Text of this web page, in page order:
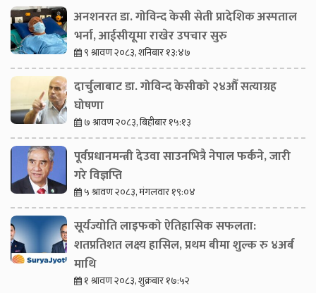
अनशनरत डा. गोविन्द केसी सेती प्रादेशिक अस्पताल
भर्ना, आईसीयूमा राखेर उपचार सुरु
९ श्रावण २०८३, शनिबार १३:४७
दार्चुलाबाट डा. गोविन्द केसीको २४औँ सत्याग्रह
घोषणा
७ श्रावण २०८३, बिहीबार १५:१३
पूर्वप्रधानमन्त्री देउवा साउनभित्रै नेपाल फर्कने, जारी
गरे विज्ञप्ति
५ श्रावण २०८३, मंगलवार १९:०४
सूर्यज्योति लाइफको ऐतिहासिक सफलता:
शतप्रतिशत लक्ष्य हासिल, प्रथम बीमा शुल्क रु ४अर्ब
माथि
१ श्रावण २०८३, शुक्रबार १७:५२